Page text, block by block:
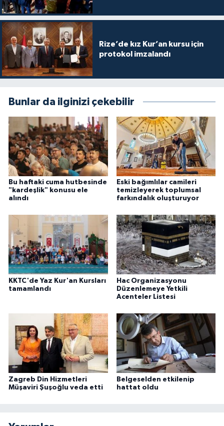
Rize’de kız Kur’an kursu için
protokol imzalandı
Bunlar da ilginizi çekebilir
Bu haftaki cuma hutbesinde
"kardeşlik" konusu ele
alındı
Eski bağımlılar camileri
temizleyerek toplumsal
farkındalık oluşturuyor
KKTC'de Yaz Kur'an Kursları
tamamlandı
Hac Organizasyonu
Düzenlemeye Yetkili
Acenteler Listesi
Zagreb Din Hizmetleri
Müşaviri Şuşoğlu veda etti
Belgeselden etkilenip
hattat oldu